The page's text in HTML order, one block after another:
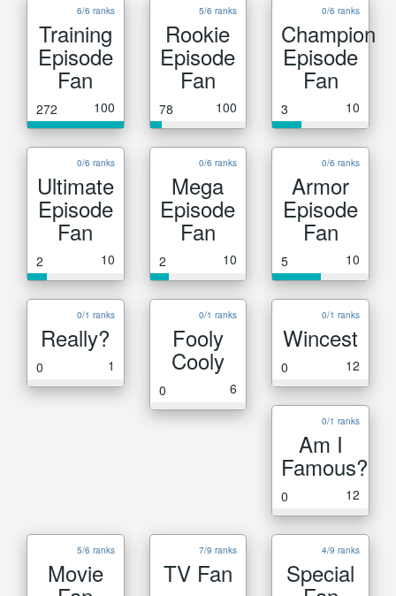
6/6 ranks
Training
Episode
Fan
272 100
5/6 ranks
Rookie
Episode
Fan
78 100
0/6 ranks
Champion
Episode
Fan
3 10
0/6 ranks
Ultimate
Episode
Fan
2 10
0/6 ranks
Mega
Episode
Fan
2 10
0/6 ranks
Armor
Episode
Fan
5 10
0/1 ranks
Really?
0 1
0/1 ranks
Fooly
Cooly
0 6
0/1 ranks
Wincest
0 12
0/1 ranks
Am I
Famous?
0 12
5/6 ranks
Movie
7/9 ranks
TV Fan
4/9 ranks
Special